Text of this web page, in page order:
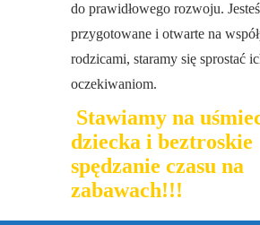
do prawidłowego rozwoju.
przygotowane i otwarte na
rodzicami, staramy się sprostać
oczekiwaniom.
Stawiamy na
dziecka i beztroskie
spędzanie czasu na
zabawach!!!